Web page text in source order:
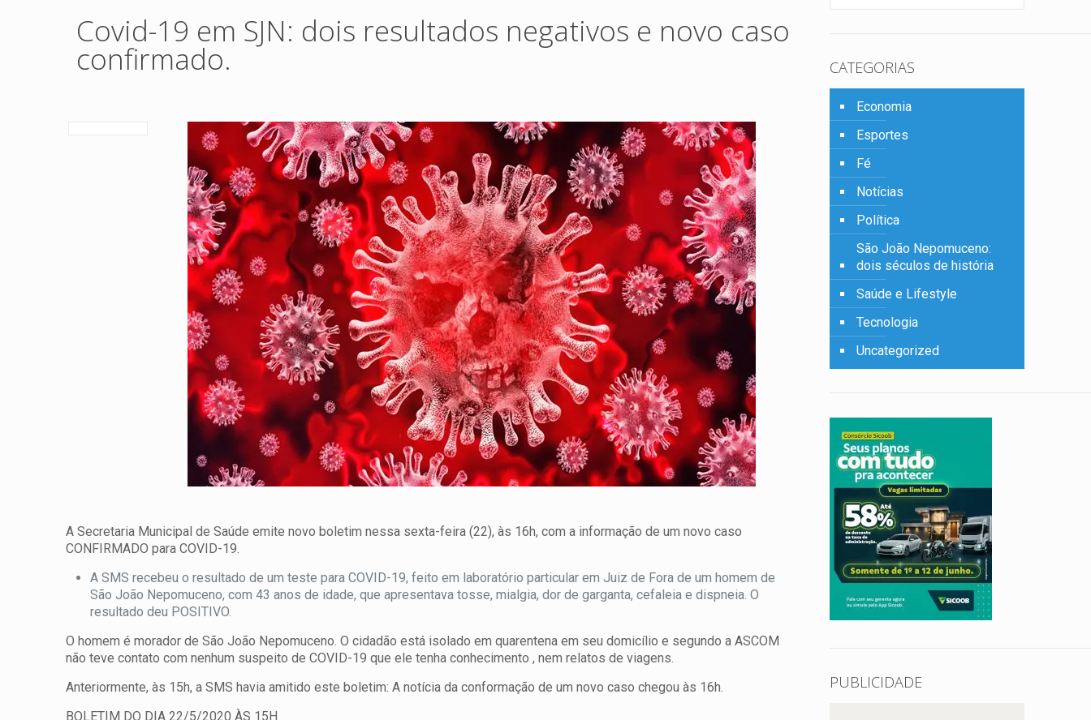
Covid-19 em SJN: dois resultados negativos e novo caso
confirmado.
A Secretaria Municipal de Saúde emite novo boletim nessa sexta-feira (22), às 16h, com a informação de um novo caso
CONFIRMADO para COVID-19.
A SMS recebeu o resultado de um teste para COVID-19, feito em laboratório particular em Juiz de Fora de um homem de
São João Nepomuceno, com 43 anos de idade, que apresentava tosse, mialgia, dor de garganta, cefaleia e dispneia. O
resultado deu POSITIVO.
O homem é morador de São João Nepomuceno. O cidadão está isolado em quarentena em seu domicílio e segundo a ASCOM
não teve contato com nenhum suspeito de COVID-19 que ele tenha conhecimento , nem relatos de viagens.
Anteriormente, às 15h, a SMS havia amitido este boletim: A notícia da conformação de um novo caso chegou às 16h.
BOLETIM DO DIA 22/5/2020 ÀS 15H
CATEGORIAS
Economia
Esportes
Fé
Notícias
Política
São João Nepomuceno:
dois séculos de história
Saúde e Lifestyle
Tecnologia
Uncategorized
PUBLICIDADE